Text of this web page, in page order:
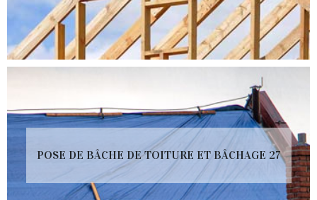
POSE DE BÂCHE DE TOITURE ET BÂCHAGE 27